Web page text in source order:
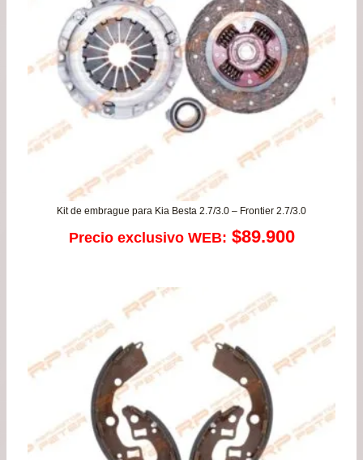
Kit de embrague para Kia Besta 2.7/3.0 – Frontier 2.7/3.0
Precio exclusivo WEB: $89.900